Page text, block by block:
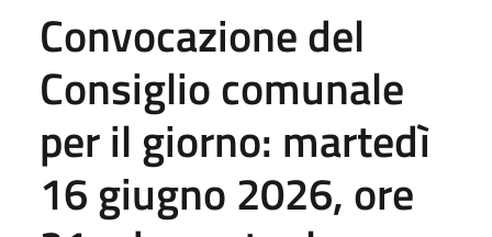
Convocazione del
Consiglio comunale
per il giorno: martedì
16 giugno 2026, ore